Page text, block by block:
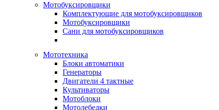
Мотобуксировщики
Комплектующие для мотобуксировщиков
Мотобуксировщики
Сани для мотобуксировщиков
Мототехника
Блоки автоматики
Генераторы
Двигатели 4 тактные
Культиваторы
Мотоблоки
Мотолебедки